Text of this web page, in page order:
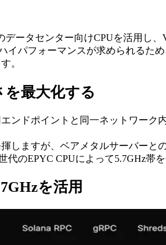
データセンター向けCPUを活用し
イパフォーマンスが求められる
。
最大化する
エンドポイントと同一ネットワー
しますが、ベアメタルサーバーと
代のEPYC CPUによって5.7GHz
を活用